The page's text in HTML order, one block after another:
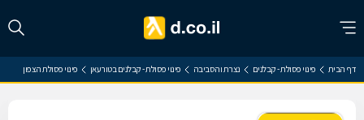
דף הבית פינוי פסולת - קבלנים נצרת והסביבה פינוי פסולת - קבלנים בטורעאן פינוי פסולת הצפון